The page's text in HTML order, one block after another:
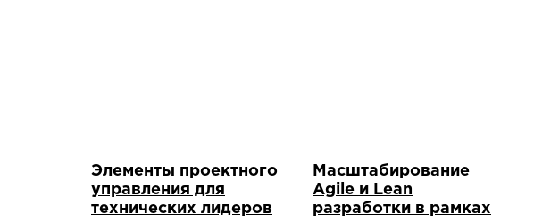
Элементы проектного
управления для
технических лидеров
Масштабирование
Agile и Lean
разработки в рамках